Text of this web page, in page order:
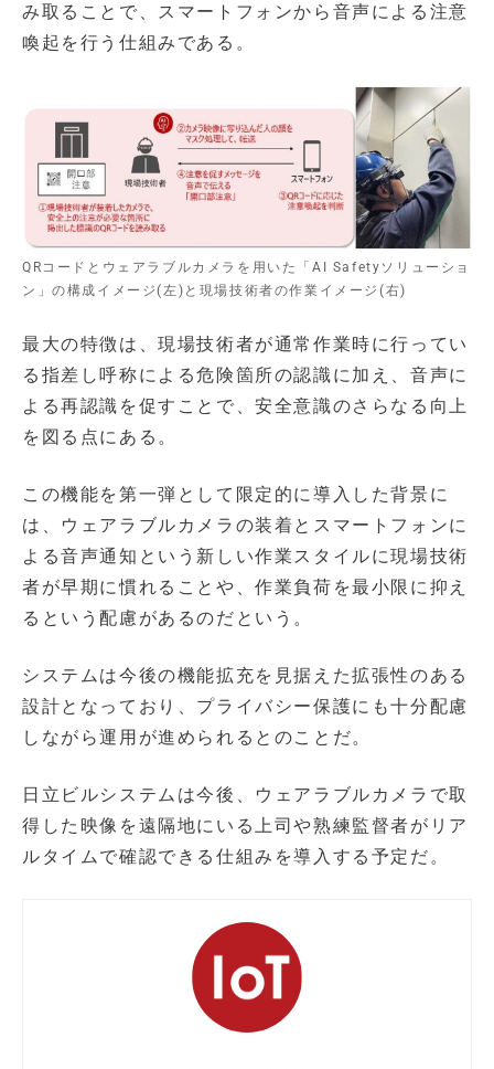
み取ることで、スマートフォンから音声による注意
喚起を行う仕組みである。
QRコードとウェアラブルカメラを用いた「AI Safetyソリューショ
ン」の構成イメージ(左)と現場技術者の作業イメージ(右)
最大の特徴は、現場技術者が通常作業時に行ってい
る指差し呼称による危険箇所の認識に加え、音声に
よる再認識を促すことで、安全意識のさらなる向上
を図る点にある。
この機能を第一弾として限定的に導入した背景に
は、ウェアラブルカメラの装着とスマートフォンに
よる音声通知という新しい作業スタイルに現場技術
者が早期に慣れることや、作業負荷を最小限に抑え
るという配慮があるのだという。
システムは今後の機能拡充を見据えた拡張性のある
設計となっており、プライバシー保護にも十分配慮
しながら運用が進められるとのことだ。
日立ビルシステムは今後、ウェアラブルカメラで取
得した映像を遠隔地にいる上司や熟練監督者がリア
ルタイムで確認できる仕組みを導入する予定だ。